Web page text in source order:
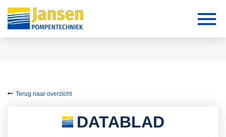
Terug naar overzicht
DATABLAD